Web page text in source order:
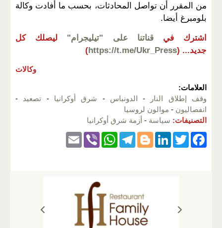
من المقرر أن تواصل المحادثات، بحسب ما أفادت وكالة
بلومبرغ أيضا.
اشترك في قناتنا على "تيليجرام"
ليصلك كل
جديد... (
https://t.me/Ukr_Press
)
وكالات
العلامات:
وقف إطلاق النار
- الدونباس - شرق أوكرانيا - تصعيد -
انفصاليون - موالون لروسيا
التصنيفات: سياسة - أزمة شرق أوكرانيا
F
T
Li
dI
n
Bl
er
T
a
m
W
s
A
p
Vi